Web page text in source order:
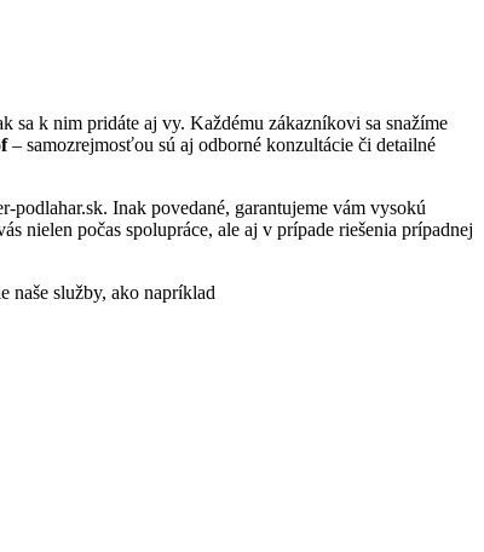
k nim pridáte aj vy. Každému zákazníkovi sa snažíme
– samozrejmosťou sú aj odborné konzultácie či detailné
podlahar.sk. Inak povedané, garantujeme vám vysokú
nielen počas spolupráce, ale aj v prípade riešenia prípadnej
naše služby, ako napríklad